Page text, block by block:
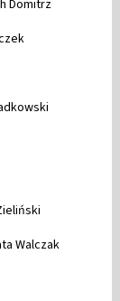
Domitrz
Walczak